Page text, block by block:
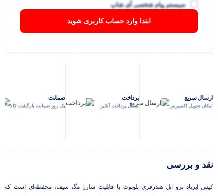
سیستم پیام شخصی آی شاپ
ابتدا وارد حساب کاربری شوید
ارسال سریع
امکان تحویل اکسپرس
پرداخت
امکان پرداخت آنلاین
ضمانت
یک روز ضمانت بازگشت کالا
نقد و بررسی
کیس ایرپاد پرو اپل هندزفری بلوتوث با قابلیت شارژ مگ سیف، محفظه‌ای است که